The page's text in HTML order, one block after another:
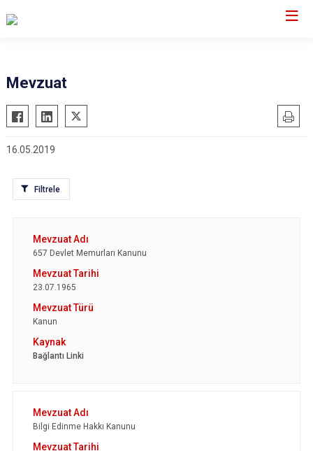
Enez
Havsa
İpsala
Keşan
Lalapaşa
Süloğlu
Mevzuat
16.05.2019
Filtrele
657 Devlet Memurları Kanunu
23.07.1965
Kanun
Bağlantı Linki
Bilgi Edinme Hakkı Kanunu